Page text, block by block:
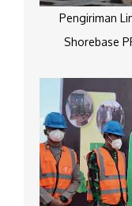
Pengiriman
Shorebase